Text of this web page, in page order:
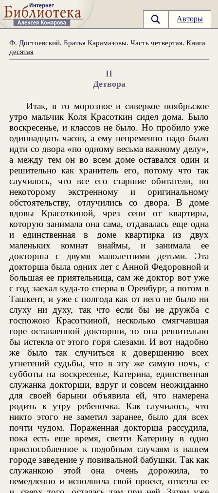
Авторы
Ф. Достоевский.Братья Карамазовы.Часть четвертая.Книга
десятая
II
Детвора
Итак, в то морозное и сиверкое ноябрьское
утро мальчик Коля Красоткин сидел дома. Было
воскресенье, и классов не было. Но пробило уже
одиннадцать часов, а ему непременно надо было
идти со двора «по одному весьма важному делу»,
а между тем он во всем доме оставался один и
решительно как хранитель его, потому что так
случилось, что все его старшие обитатели, по
некоторому экстренному и оригинальному
обстоятельству, отлучились со двора. В доме
вдовы Красоткиной, чрез сени от квартиры,
которую занимала она сама, отдавалась еще одна
и единственная в доме квартирка из двух
маленьких комнат внаймы, и занимала ее
докторша с двумя малолетними детьми. Эта
докторша была одних лет с Анной Федоровной и
большая ее приятельница, сам же доктор вот уже
с год заехал куда-то сперва в Оренбург, а потом в
Ташкент, и уже с полгода как от него не было ни
слуху ни духу, так что если бы не дружба с
госпожою Красоткиной, несколько смягчавшая
горе оставленной докторши, то она решительно
бы истекла от этого горя слезами. И вот надобно
же было так случиться к довершению всех
угнетений судьбы, что в эту же самую ночь, с
субботы на воскресенье, Катерина, единственная
служанка докторши, вдруг и совсем неожиданно
для своей барыни объявила ей, что намерена
родить к утру ребеночка. Как случилось, что
никто этого не заметил заранее, было для всех
почти чудом. Пораженная докторша рассудила,
пока есть еще время, свезти Катерину в одно
приспособленное к подобным случаям в нашем
городе заведение у повивальной бабушки. Так как
служанкою этой она очень дорожила, то
немедленно и исполнила свой проект, отвезла ее